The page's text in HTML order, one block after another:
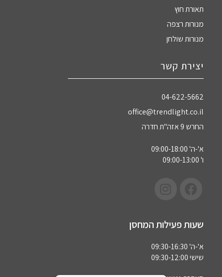
תאורת חוץ
מנורות רצפה
מנורות שולחן
יצירת קשר
04-622-5662‏
office@trendlight.co.il
החרש 9 אזה"ת חדרה
א'-ה' 09:00-18:00
ו' 09:00-13:00
שעות פעילות המחסן
א'-ה' 09:30-16:30
שישי 09:30-12:00